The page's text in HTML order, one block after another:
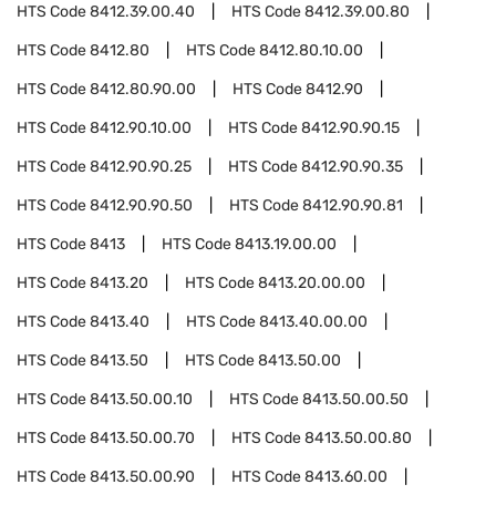
HTS Code8412.39.00.40 HTS Code8412.39.00.80
HTS Code8412.80 HTS Code8412.80.10.00
HTS Code8412.80.90.00 HTS Code8412.90
HTS Code8412.90.10.00 HTS Code8412.90.90.15
HTS Code8412.90.90.25 HTS Code8412.90.90.35
HTS Code8412.90.90.50 HTS Code8412.90.90.81
HTS Code8413 HTS Code8413.19.00.00
HTS Code8413.20 HTS Code8413.20.00.00
HTS Code8413.40 HTS Code8413.40.00.00
HTS Code8413.50 HTS Code8413.50.00
HTS Code8413.50.00.10 HTS Code8413.50.00.50
HTS Code8413.50.00.70 HTS Code8413.50.00.80
HTS Code8413.50.00.90 HTS Code8413.60.00